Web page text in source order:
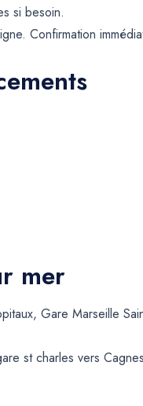
si besoin.
Confirmation
mer
Gare Marseille
st charles vers